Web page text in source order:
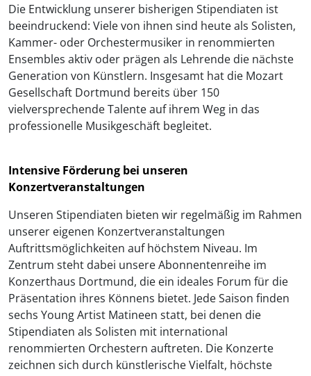
Die Entwicklung unserer bisherigen Stipendiaten ist
beeindruckend: Viele von ihnen sind heute als Solisten,
Kammer- oder Orchestermusiker in renommierten
Ensembles aktiv oder prägen als Lehrende die nächste
Generation von Künstlern. Insgesamt hat die Mozart
Gesellschaft Dortmund bereits über 150
vielversprechende Talente auf ihrem Weg in das
professionelle Musikgeschäft begleitet.
Intensive Förderung bei unseren
Konzertveranstaltungen
Unseren Stipendiaten bieten wir regelmäßig im Rahmen
unserer eigenen Konzertveranstaltungen
Auftrittsmöglichkeiten auf höchstem Niveau. Im
Zentrum steht dabei unsere Abonnentenreihe im
Konzerthaus Dortmund, die ein ideales Forum für die
Präsentation ihres Könnens bietet. Jede Saison finden
sechs Young Artist Matineen statt, bei denen die
Stipendiaten als Solisten mit international
renommierten Orchestern auftreten. Die Konzerte
zeichnen sich durch künstlerische Vielfalt, höchste